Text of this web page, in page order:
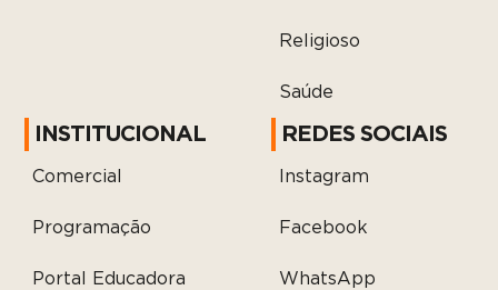
Religioso
Saúde
INSTITUCIONAL
Comercial
Programação
Portal Educadora
REDES SOCIAIS
Instagram
Facebook
WhatsApp